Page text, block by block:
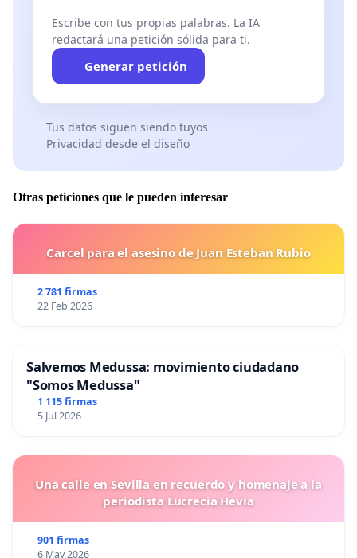
Escribe con tus propias palabras. La IA
redactará una petición sólida para ti.
Generar petición
Tus datos siguen siendo tuyos
Privacidad desde el diseño
Otras peticiones que le pueden interesar
Carcel para el asesino de Juan Esteban Rubio
2 781 firmas
22 Feb 2026
Salvemos Medussa: movimiento ciudadano
"Somos Medussa"
1 115 firmas
5 Jul 2026
Una calle en Sevilla en recuerdo y homenaje a la
periodista Lucrecia Hevia
901 firmas
6 May 2026